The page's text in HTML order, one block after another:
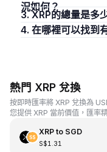
況如何？
3. XRP的總量是多
4. 在哪裡可以找
熱門 XRP 兌換
按即時匯率將 XRP 兌換為
您提供 XRP 當前價值，匯率
XRPto SGD
S$1.31